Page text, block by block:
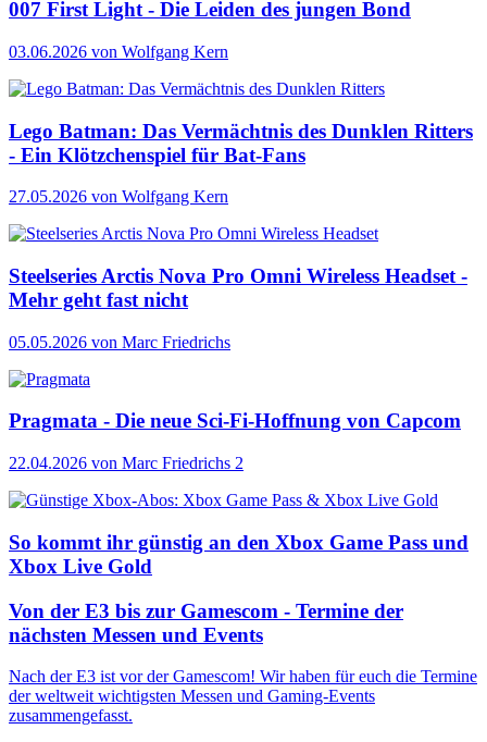
007 First Light - Die Leiden des jungen Bond
03.06.2026 von Wolfgang Kern
Lego Batman: Das Vermächtnis des Dunklen Ritters
- Ein Klötzchenspiel für Bat-Fans
27.05.2026 von Wolfgang Kern
Steelseries Arctis Nova Pro Omni Wireless Headset -
Mehr geht fast nicht
05.05.2026 von Marc Friedrichs
Pragmata - Die neue Sci-Fi-Hoffnung von Capcom
22.04.2026 von Marc Friedrichs 2
So kommt ihr günstig an den Xbox Game Pass und
Xbox Live Gold
Von der E3 bis zur Gamescom - Termine der
nächsten Messen und Events
Nach der E3 ist vor der Gamescom! Wir haben für euch die Termine
der weltweit wichtigsten Messen und Gaming-Events
zusammengefasst.